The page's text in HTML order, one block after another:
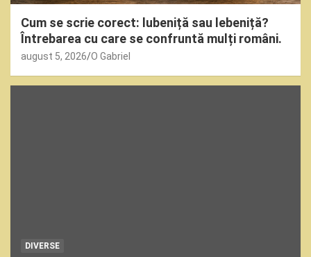
Cum se scrie corect: lubeniță sau lebeniță?
Întrebarea cu care se confruntă mulți români.
august 5, 2026 O Gabriel
DIVERSE